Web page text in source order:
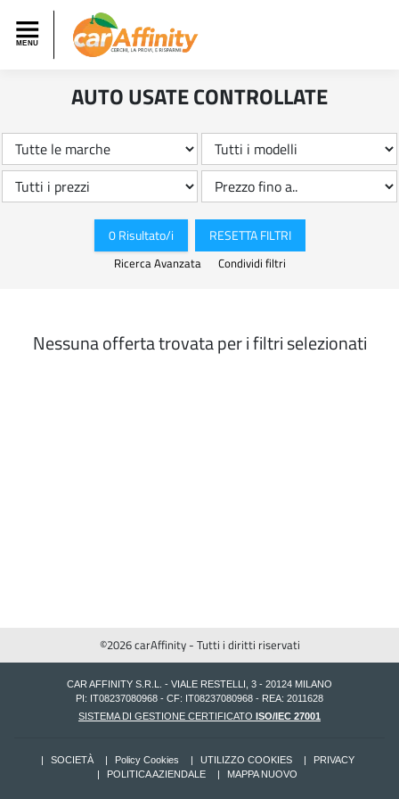
AUTO USATE CONTROLLATE
0 Risultato/i RESETTA FILTRI
Ricerca Avanzata Condividi filtri
Nessuna offerta trovata per i filtri selezionati
©2026 carAffinity - Tutti i diritti riservati
CAR AFFINITY S.R.L. - VIALE RESTELLI, 3 - 20124 MILANO
PI: IT08237080968 - CF: IT08237080968 - REA: 2011628
SISTEMA DI GESTIONE CERTIFICATO ISO/IEC 27001
SOCIETÀ Policy Cookies UTILIZZO COOKIES
PRIVACY
POLITICA AZIENDALE
MAPPA NUOVO